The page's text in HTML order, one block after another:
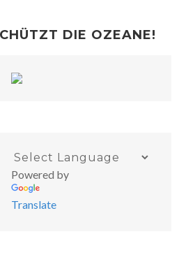
DIE OZEANE!
Powered by
Translate